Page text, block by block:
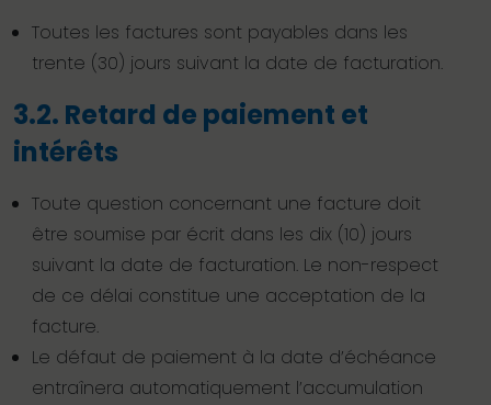
Toutes les factures sont payables dans les
trente (30) jours suivant la date de facturation.
3.2. Retard de paiement et
intérêts
Toute question concernant une facture doit
être soumise par écrit dans les dix (10) jours
suivant la date de facturation. Le non-respect
de ce délai constitue une acceptation de la
facture.
Le défaut de paiement à la date d’échéance
entraînera automatiquement l’accumulation